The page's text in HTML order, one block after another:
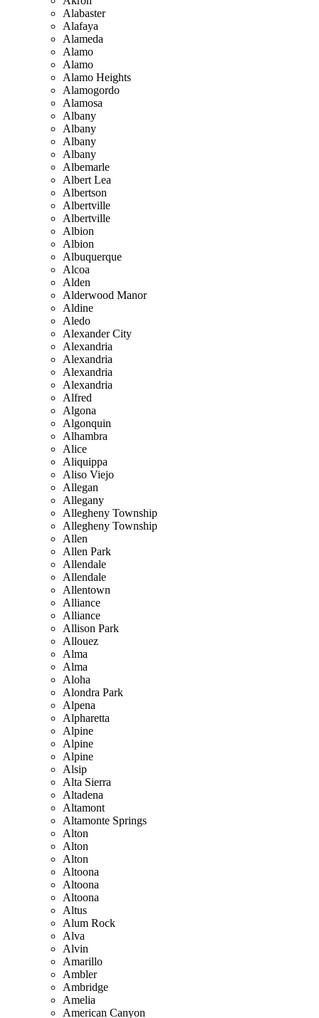
Alabaster
Alafaya
Alameda
Alamo
Alamo
Alamo Heights
Alamogordo
Alamosa
Albany
Albany
Albany
Albany
Albemarle
Albert Lea
Albertson
Albertville
Albertville
Albion
Albion
Albuquerque
Alcoa
Alden
Alderwood Manor
Aldine
Aledo
Alexander City
Alexandria
Alexandria
Alexandria
Alexandria
Alfred
Algona
Algonquin
Alhambra
Alice
Aliquippa
Aliso Viejo
Allegan
Allegany
Allegheny Township
Allegheny Township
Allen
Allen Park
Allendale
Allendale
Allentown
Alliance
Alliance
Allison Park
Allouez
Alma
Alma
Aloha
Alondra Park
Alpena
Alpharetta
Alpine
Alpine
Alpine
Alsip
Alta Sierra
Altadena
Altamont
Altamonte Springs
Alton
Alton
Alton
Altoona
Altoona
Altoona
Altus
Alum Rock
Alva
Alvin
Amarillo
Ambler
Ambridge
Amelia
American Canyon